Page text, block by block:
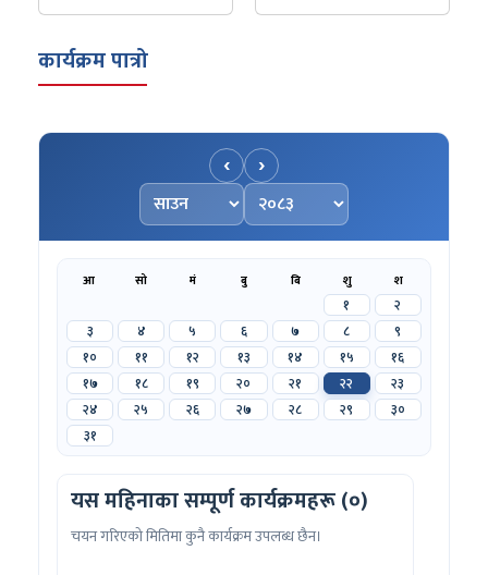
कार्यक्रम पात्रो
‹
महिना चयन गर्नुहोस्
वर्ष चयन गर्नुहोस्
›
आ सो मं बु बि शु श
१
२
३
४ ५ ६ ७ ८
९
१०
११ १२ १३ १४ १५
१६
१७
१८ १९ २० २१ २२
२३
२४
२५ २६ २७ २८ २९
३०
३१
यस महिनाका सम्पूर्ण कार्यक्रमहरू (०)
चयन गरिएको मितिमा कुनै कार्यक्रम उपलब्ध छैन।